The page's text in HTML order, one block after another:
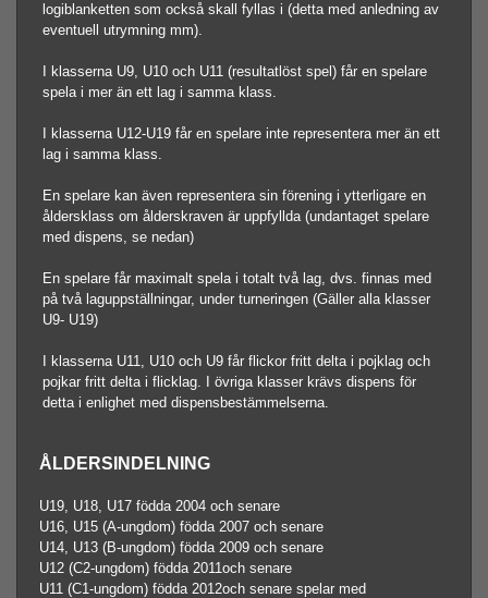
logiblanketten som också skall fyllas i (detta med anledning av
eventuell utrymning mm).
I klasserna U9, U10 och U11 (resultatlöst spel) får en spelare
spela i mer än ett lag i samma klass.
I klasserna U12-U19 får en spelare inte representera mer än ett
lag i samma klass.
En spelare kan även representera sin förening i ytterligare en
åldersklass om ålderskraven är uppfyllda (undantaget spelare
med dispens, se nedan)
En spelare får maximalt spela i totalt två lag, dvs. finnas med
på två laguppställningar, under turneringen (Gäller alla klasser
U9- U19)
I klasserna U11, U10 och U9 får flickor fritt delta i pojklag och
pojkar fritt delta i flicklag. I övriga klasser krävs dispens för
detta i enlighet med dispensbestämmelserna.
ÅLDERSINDELNING
U19, U18, U17 födda 2004 och senare
U16, U15 (A-ungdom) födda 2007 och senare
U14, U13 (B-ungdom) födda 2009 och senare
U12 (C2-ungdom) födda 2011och senare
U11 (C1-ungdom) födda 2012och senare spelar med